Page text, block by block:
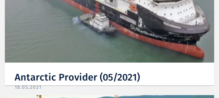
Antarctic Provider (05/2021)
18.05.2021